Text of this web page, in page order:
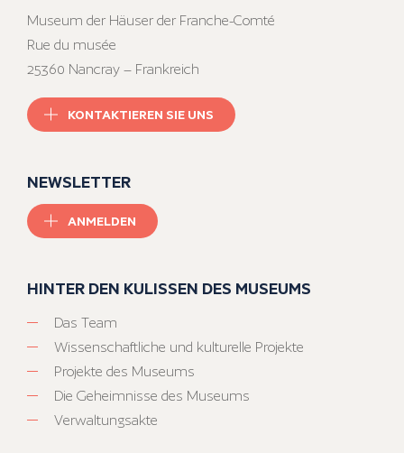
Museum der Häuser der Franche-Comté
Rue du musée
25360 Nancray – Frankreich
KONTAKTIEREN SIE UNS
NEWSLETTER
ANMELDEN
HINTER DEN KULISSEN DES MUSEUMS
Das Team
Wissenschaftliche und kulturelle Projekte
Projekte des Museums
Die Geheimnisse des Museums
Verwaltungsakte